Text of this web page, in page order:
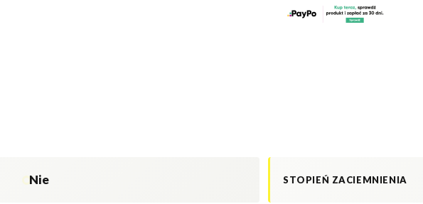
Nie STOPIEŃ ZACIEMNIENIA